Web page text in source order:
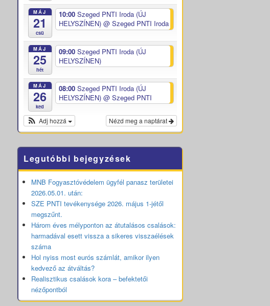
MÁJ
21
csü
10:00 Szeged PNTI Iroda (ÚJ
HELYSZÍNEN) @ Szeged PNTI Iroda
MÁJ
25
hét
09:00 Szeged PNTI Iroda (ÚJ
HELYSZÍNEN)
MÁJ
26
ked
08:00 Szeged PNTI Iroda (ÚJ
HELYSZÍNEN) @ Szeged PNTI
Nézd meg a naptárat
Adj hozzá
Legutóbbi bejegyzések
MNB Fogyasztóvédelem ügyfél panasz területei
2026.05.01. után:
SZE PNTI tevékenysége 2026. május 1-jétől
megszűnt.
Három éves mélyponton az átutalásos csalások:
harmadával esett vissza a sikeres visszaélések
száma
Hol nyiss most eurós számlát, amikor ilyen
kedvező az átváltás?
Realisztikus csalások kora – befektetői
nézőpontból